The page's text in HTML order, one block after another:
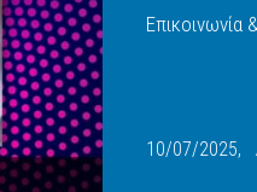
Επικοινωνία
10/07/2025,
Διεύθυνση:
Σοφίας Σλήμαν 3,
115 26
Email:info@
Τηλ:(+30) 2110080813